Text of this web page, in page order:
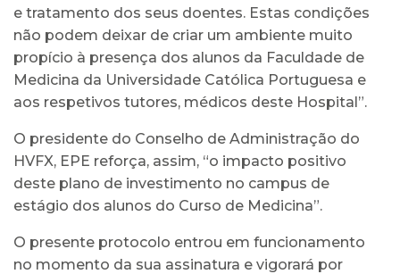
e tratamento dos seus doentes. Estas condições
não podem deixar de criar um ambiente muito
propício à presença dos alunos da Faculdade de
Medicina da Universidade Católica Portuguesa e
aos respetivos tutores, médicos deste Hospital”.
O presidente do Conselho de Administração do
HVFX, EPE reforça, assim, “o impacto positivo
deste plano de investimento no campus de
estágio dos alunos do Curso de Medicina”.
O presente protocolo entrou em funcionamento
no momento da sua assinatura e vigorará por